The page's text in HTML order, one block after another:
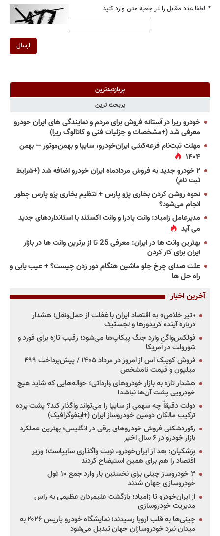
* لطفا عدد مقابل را در جعبه متن وارد کنید
ارسال
پربازدیدترین
پربحث ترین
خودرو ریرا در آستانه فروش برای مردم و نمایندگی های ایران خودرو
معرفی شد (+مشخصات و جزئیات فنی و کاتالوگ ریرا)
مهلت ثبت‌نام قرعه‌کشی ایران‌خودرو، سایپا و بهمن‌موتور — بهمن
۱۴۰۴
۲ خودرو جدید به فروش مردادماه ایران خودرو اضافه شد (+شرایط
ثبت نام)
نحوه روشن کردن بخاری پژو پارس + تنظیم بخاری پژو پارس چطور
انجام می‌شود؟
مدیرعامل زامیاد: وانت پادرا و وانت اکستند با استانداردهای جدید
می آید
بهترین وانت ها در ایران: معرفی 25 تا از برترین وانت ها در بازار
ایران برای کار کردن
علت صدای چرخ جلو ماشین هنگام دور زدن چیست؟ + عیب یابی و
راه حل ها
آخرین اخبار
«تیر خلاص» به اقتصاد ایران با غفلت از حمل‌ونقل؛ هشدار
درباره آینده کریدورها و لجستیک
فولکس‌واگن وارد جنگ پیکاپ‌ها می‌شود؛ رقیب تازه برای فورد و
شورولت در آمریکا
فروش کوییک اس از امروز در مرداد ۱۴۰۵ / پیش‌پرداخت ۴۹۹
میلیون و قیمت نامشخص
هشدار تازه به بازار خودروهای وارداتی؛ حواله‌هایی که شاید هیچ
خودرویی پشت آن‌ها نباشد!
دولت دقیقاً چه سهمی از سایپا را می‌تواند واگذار کند؟ پشت پرده
ترکیب مالکان دومین خودروساز ایران (+اینفوگرافیک)
رکوردشکنی فروش خودروهای برقی در انگلیس؛ بهترین عملکرد
بازار خودرو در ۶ سال اخیر
پزشکیان: بعد از ایران‌خودرو، نوبت واگذاری سایپاست؛ وزیر
اقتصاد را هم برای همین استیضاح کردند
۳ خودروساز چینی برای نخستین بار وارد جمع ۱۰ غول
خودروسازی جهان شدند
از ایران‌خودرو تا زامیاد؛ بازگشت علیمردان عظیمی به راس
مدیریت خودروسازی
چینی‌ها به قلب اروپا رسیدند؛ نمایشگاه خودرو پاریس ۲۰۲۶ به
میدان نبرد خودروسازان جهان تبدیل می‌شود